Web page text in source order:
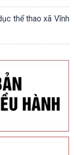
thao xã Vĩnh